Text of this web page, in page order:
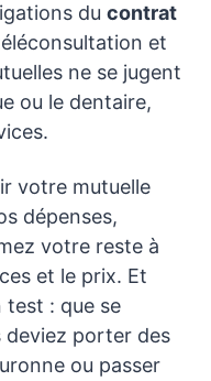
du contrat
et
ne se jugent
ou le dentaire,
votre mutuelle
dépenses,
votre reste à
et le prix. Et
test : que se
deviez porter des
ou passer